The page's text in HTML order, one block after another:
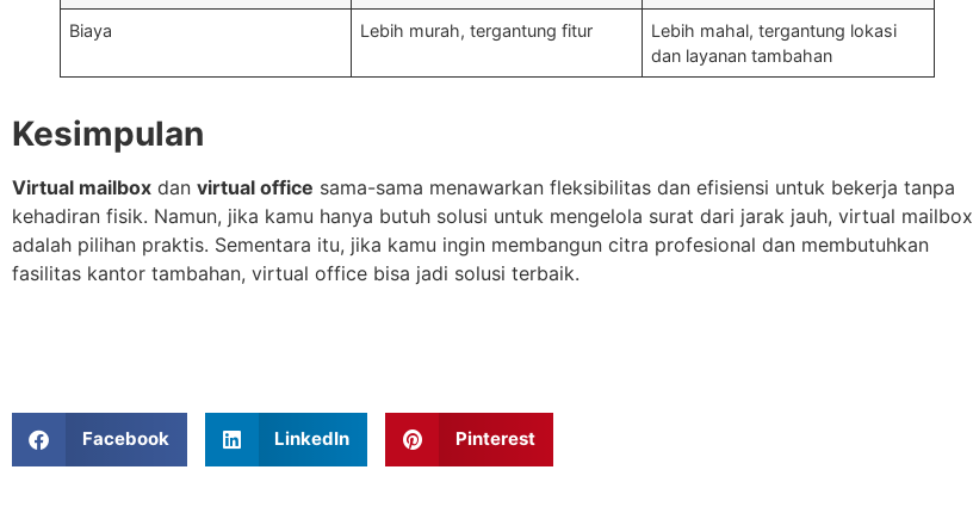
Biaya Lebih murah, tergantung fitur
Lebih mahal, tergantung lokasi
dan layanan tambahan
Kesimpulan
Virtual mailbox dan virtual office sama-sama menawarkan fleksibilitas dan efisiensi untuk bekerja tanpa
kehadiran fisik. Namun, jika kamu hanya butuh solusi untuk mengelola surat dari jarak jauh, virtual mailbox
adalah pilihan praktis. Sementara itu, jika kamu ingin membangun citra profesional dan membutuhkan
fasilitas kantor tambahan, virtual office bisa jadi solusi terbaik.
Facebook LinkedIn Pinterest